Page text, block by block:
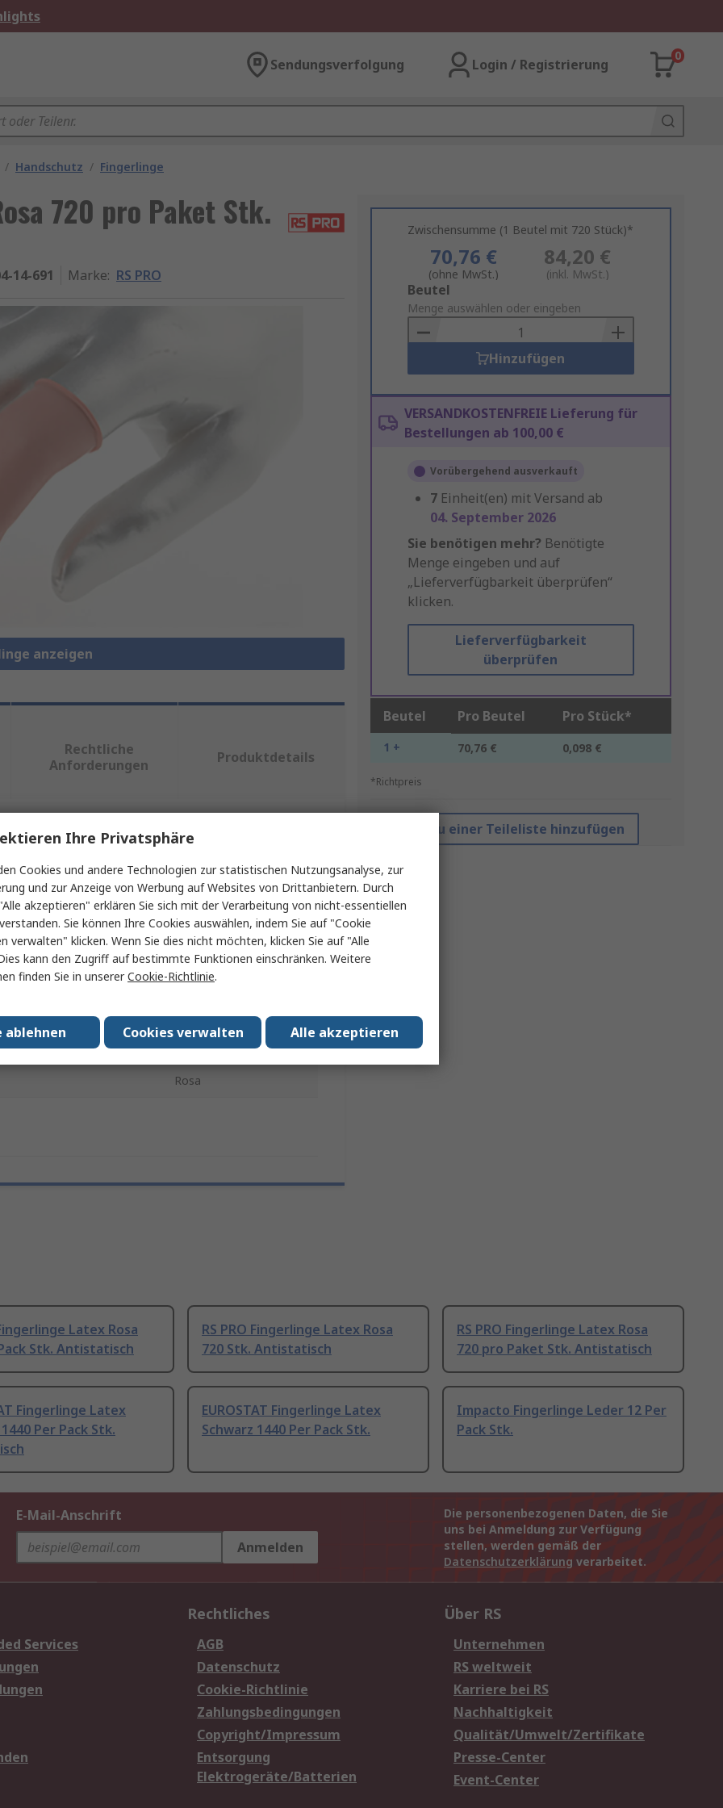
Sendungsverfolgung Login / Registrierung
0
/ Handschutz / Fingerlinge
720 pro Paket Stk.
14-691 Marke: RS PRO
anzeigen
Zwischensumme (1 Beutel mit 720 Stück)*
70,76 €
(ohne MwSt.)
84,20 €
(inkl. MwSt.)
Add
to
Basket
Beutel
Menge auswählen oder eingeben
Hinzufügen
VERSANDKOSTENFREIE Lieferung für
Bestellungen ab 100,00 €
Vorübergehend ausverkauft
7 Einheit(en) mit Versand ab
04. September 2026
Sie benötigen mehr? Benötigte
Menge eingeben und auf
„Lieferverfügbarkeit überprüfen“
klicken.
Lieferverfügbarkeit
überprüfen
Beutel Pro Beutel Pro Stück*
1 + 70,76 € 0,098 €
*Richtpreis
Zu einer Teileliste hinzufügen
Rechtliche
Anforderungen
Produktdetails
oder mehrere Eigenschaften auswählen.
Wert
RS PRO
Typ Fingerlinge
Latex
720pro Paket
Ja
Rosa
Latex Rosa
Stk. Antistatisch
RS PRO Fingerlinge Latex Rosa
720 Stk. Antistatisch
RS PRO Fingerlinge Latex Rosa
720 pro Paket Stk. Antistatisch
Fingerlinge Latex
Per Pack Stk.
EUROSTAT Fingerlinge Latex
Schwarz 1440 Per Pack Stk.
Impacto Fingerlinge Leder 12 Per
Pack Stk.
E-Mail-Anschrift
Anmelden
Die personenbezogenen Daten, die Sie
uns bei Anmeldung zur Verfügung
stellen, werden gemäß der
Datenschutzerklärung verarbeitet.
Services
Rechtliches
AGB
Datenschutz
Cookie-Richtlinie
Zahlungsbedingungen
Copyright/Impressum
Entsorgung
Elektrogeräte/Batterien
Über RS
Unternehmen
RS weltweit
Karriere bei RS
Nachhaltigkeit
Qualität/Umwelt/Zertifikate
Presse-Center
Event-Center
Ihre Privatsphäre
Cookies und andere Technologien zur statistischen Nutzungsanalyse, zur
und zur Anzeige von Werbung auf Websites von Drittanbietern. Durch
akzeptieren" erklären Sie sich mit der Verarbeitung von nicht-essentiellen
Sie können Ihre Cookies auswählen, indem Sie auf "Cookie
verwalten" klicken. Wenn Sie dies nicht möchten, klicken Sie auf "Alle
kann den Zugriff auf bestimmte Funktionen einschränken. Weitere
finden Sie in unsererCookie-Richtlinie.
Alle akzeptieren
Cookies verwalten
ablehnen